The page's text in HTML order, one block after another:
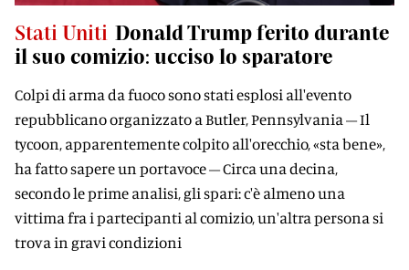
Stati Uniti Donald Trump ferito durante
il suo comizio: ucciso lo sparatore
Colpi di arma da fuoco sono stati esplosi all'evento
repubblicano organizzato a Butler, Pennsylvania – Il
tycoon, apparentemente colpito all'orecchio, «sta bene»,
ha fatto sapere un portavoce – Circa una decina,
secondo le prime analisi, gli spari: c'è almeno una
vittima fra i partecipanti al comizio, un'altra persona si
trova in gravi condizioni